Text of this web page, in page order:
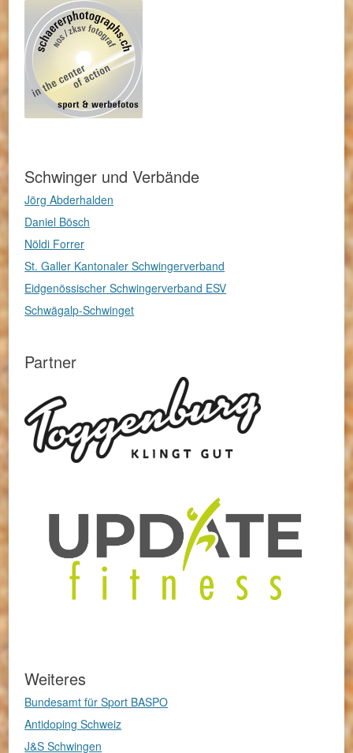
Schwinger und Verbände
Jörg Abderhalden
Daniel Bösch
Nöldi Forrer
St. Galler Kantonaler Schwingerverband
Eidgenössischer Schwingerverband ESV
Schwägalp-Schwinget
Partner
Weiteres
Bundesamt für Sport BASPO
Antidoping Schweiz
J&S Schwingen